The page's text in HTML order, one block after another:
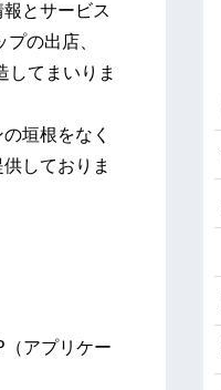
とサービス
の出店、
してまいりま
垣根をなく
しておりま
アプリケー